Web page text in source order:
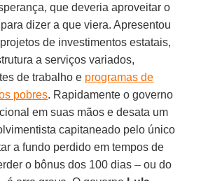
que deveria aproveitar o
dizer a que viera. Apresentou
de investimentos estatais,
a serviços variados,
de trabalho e programas de
pobres. Rapidamente o governo
em suas mãos e desata um
capitaneado pelo único
a fundo perdido em tempos de
o bônus dos 100 dias – ou do